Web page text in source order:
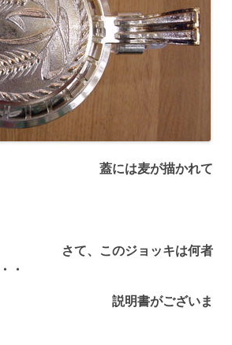
麦が描かれて
のジョッキは何者
・
がございま